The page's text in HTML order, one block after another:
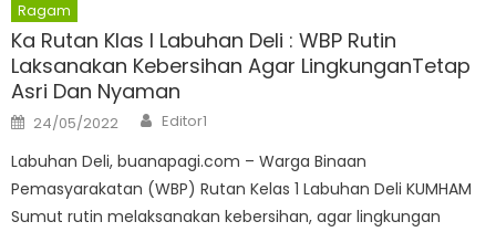
Ragam
Ka Rutan Klas I Labuhan Deli : WBP Rutin
Laksanakan Kebersihan Agar LingkunganTetap
Asri Dan Nyaman
Posted
on
24/05/2022 Author
Editor1
Labuhan Deli, buanapagi.com – Warga Binaan
Pemasyarakatan (WBP) Rutan Kelas 1 Labuhan Deli KUMHAM
Sumut rutin melaksanakan kebersihan, agar lingkungan